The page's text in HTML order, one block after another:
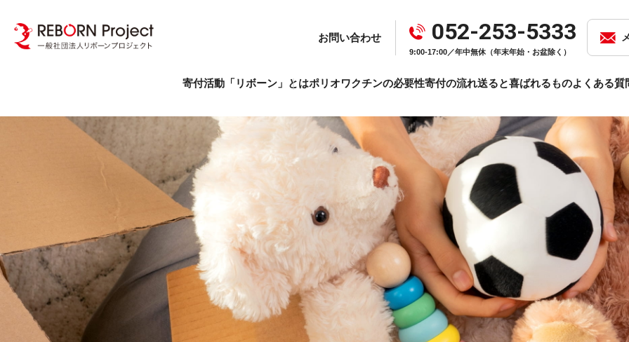
お問い合わせ 052-253-5333
9:00-17:00／年中無休（年末年始・お盆除く）
寄付活動「リボーン」とはポリオワクチンの必要性寄付の流れ送ると喜ばれるものよくある質